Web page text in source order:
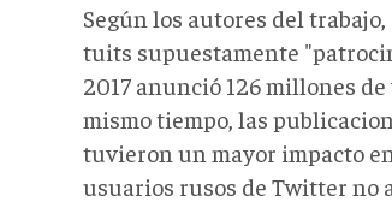
Según los autores del
tuits supuestamente
2017 anunció 126 millones
mismo tiempo, las
tuvieron un mayor impacto
usuarios rusos de Twitter no